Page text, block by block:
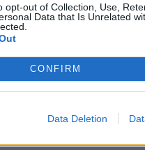
opt-out of Collection, Use,
Data that Is Unrelated
CONFIRM
Data Deletion
ευρωεκλογές, στον
της εξωτερικής
μας:Αλβανία,
Αγκυρα προκάλεσε
θετικά έναντι 46,2%